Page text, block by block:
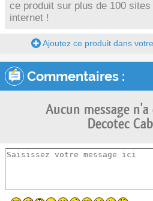
ce produit sur plus de 100 sites
internet !
Ajoutez ce produit dans
Commentaires :
Aucun message
Decotec